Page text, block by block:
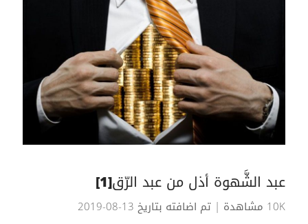
عبد الشَّهوة أذل من عبد الرّق[1]
10K مشاهدة
| تم اضافته بتاريخ 13-08-2019